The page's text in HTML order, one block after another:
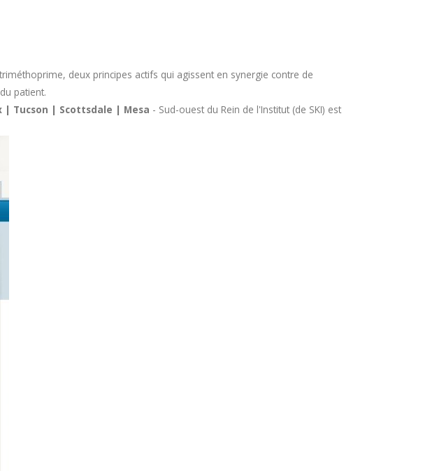
deux principes actifs qui agissent en synergie contre de
patient.
| Tucson | Scottsdale | Mesa - Sud-ouest du Rein de l'Institut (de SKI) est